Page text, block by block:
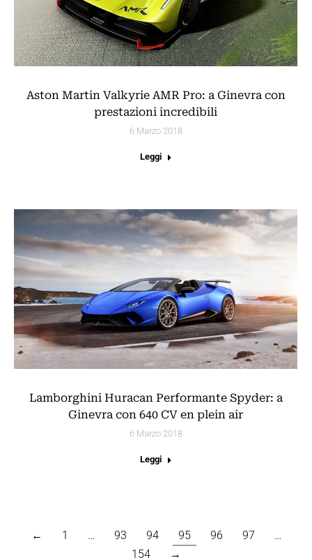
Aston Martin Valkyrie AMR Pro: a Ginevra con
prestazioni incredibili
6 Marzo 2018
Leggi
Lamborghini Huracan Performante Spyder: a
Ginevra con 640 CV en plein air
6 Marzo 2018
Leggi
← 1 … 93 94 95 96 97
…
154
→